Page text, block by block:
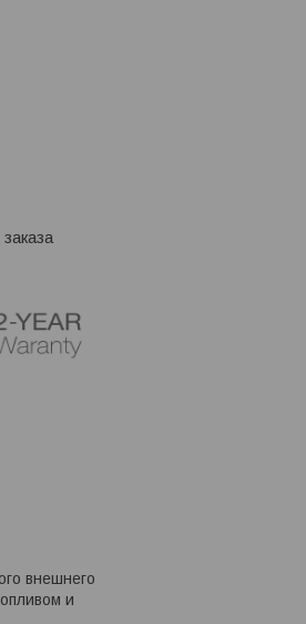
внешнего
и